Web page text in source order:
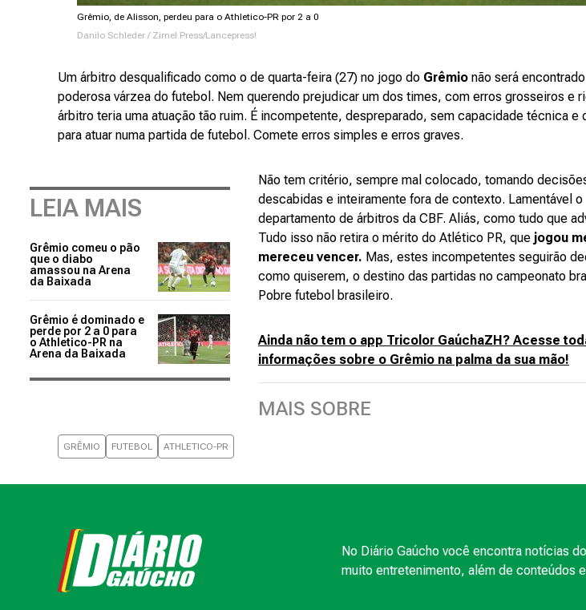
Grêmio, de Alisson, perdeu para o Athletico-PR por 2 a 0
Danilo Schleder / Zimel Press/Lancepress!
Um árbitro desqualificado como o de quarta-feira (27) no jogo do Grêmio não será
poderosa várzea do futebol. Nem querendo prejudicar um dos times, com erros grosseiros e
árbitro teria uma atuação tão ruim. É incompetente, despreparado, sem capacidade técnica e
para atuar numa partida de futebol. Comete erros simples e erros graves.
LEIA MAIS
Grêmio comeu o pão
que o diabo
amassou na Arena
da Baixada
Grêmio é dominado e
perde por 2 a 0 para
o Athletico-PR na
Arena da Baixada
Não tem critério, sempre mal colocado, tomando
descabidas e inteiramente fora de contexto. Lamentável o
departamento de árbitros da CBF. Aliás, como tudo que
Tudo isso não retira o mérito do Atlético PR, que jogou
mereceu vencer. Mas, estes incompetentes seguirão
como quiserem, o destino das partidas no campeonato
Pobre futebol brasileiro.
Ainda não tem o app Tricolor GaúchaZH? Acesse
informações sobre o Grêmio na palma da sua mão!
MAIS SOBRE
GRÊMIO FUTEBOL ATHLETICO-PR
No Diário Gaúcho você encontra notícias
muito entretenimento, além de conteúdos